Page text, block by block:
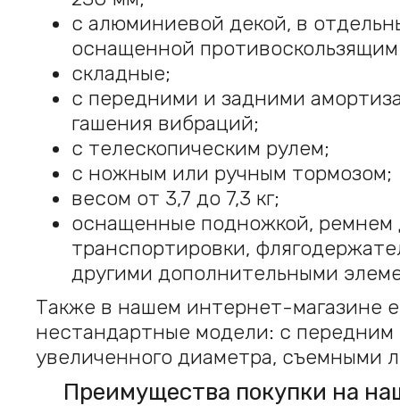
с алюминиевой декой, в
оснащенной
складные;
с передними и задними
гашения вибраций;
с телескопическим рулем;
с ножным или ручным тормозом;
весом от 3,7 до 7,3 кг;
оснащенные подножкой, ремнем
транспортировки,
другими дополнительными
Также в нашем интернет-магазине
нестандартные модели: с передним
увеличенного диаметра, съемными
Преимущества покупки на